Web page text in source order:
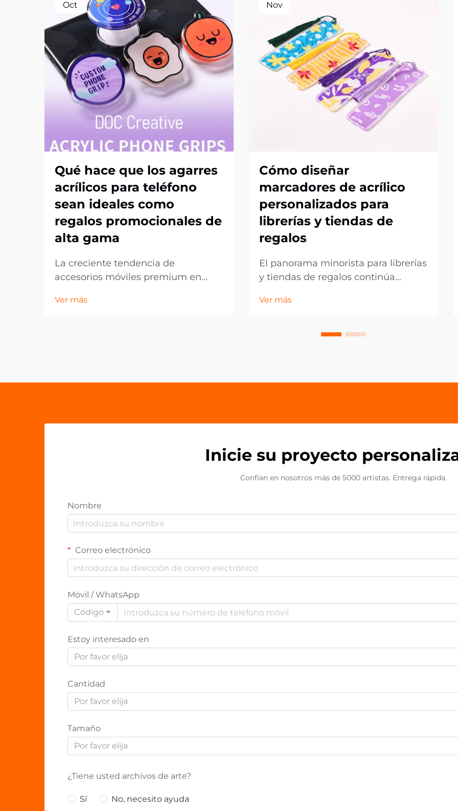
Oct
Qué hace que los agarres
acrílicos para teléfono
sean ideales como
regalos promocionales de
alta gama
La creciente tendencia de
accesorios móviles premium en
panorama en constante evolución
Ver más
Nov
Cómo diseñar
marcadores de acrílico
personalizados para
librerías y tiendas de
regalos
El panorama minorista para librerías
y tiendas de regalos continúa
buscan cada vez más artículos
sus gustos y preferencias
Ver más
Inicie su proyecto
Confían en nosotros más de 5000 artistas. Entrega rápida.
Nombre
Correo electrónico
Móvil / WhatsApp
Código
Estoy interesado en
Por favor elija
Cantidad
Por favor elija
Tamaño
Por favor elija
¿Tiene usted archivos de arte?
Sí No, necesito ayuda